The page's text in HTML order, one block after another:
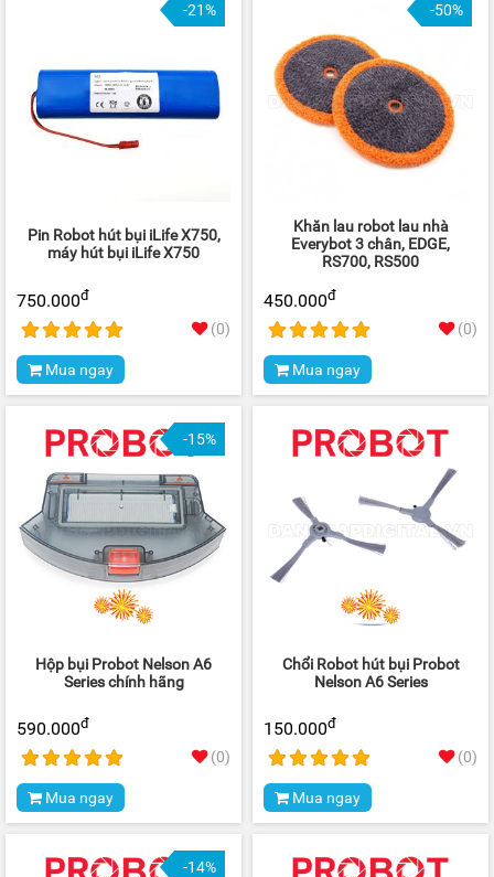
-21%
Pin Robot hút bụi iLife X750,
máy hút bụi iLife X750
750.000đ
(0)
Mua ngay
-50%
Khăn lau robot lau nhà
Everybot 3 chân, EDGE,
RS700, RS500
450.000đ
(0)
Mua ngay
-15%
Hộp bụi Probot Nelson A6
Series chính hãng
590.000đ
(0)
Mua ngay
Chổi Robot hút bụi Probot
Nelson A6 Series
150.000đ
(0)
Mua ngay
-14%